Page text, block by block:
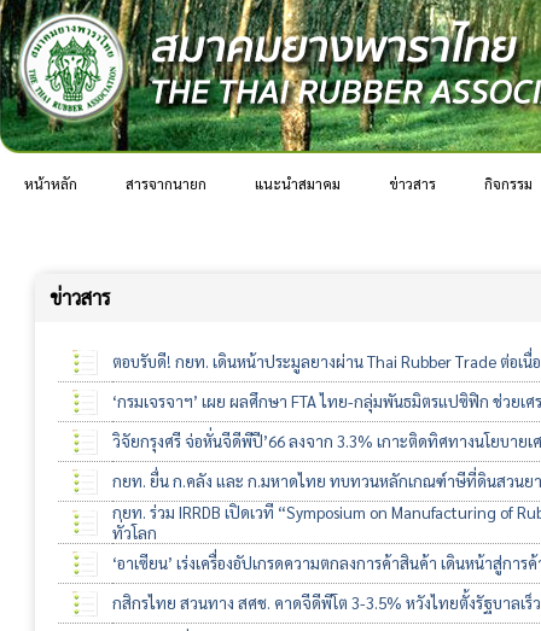
หน้าหลัก สารจากนายก แนะนำสมาคม ข่าวสาร กิจกรรม
ข่าวสาร
ตอบรับดี! กยท. เดินหน้าประมูลยางผ่าน Thai Rubber Trade ต่อเ
‘กรมเจรจาฯ’ เผย ผลศึกษา FTA ไทย-กลุ่มพันธมิตรแปซิฟิก ช่วย
วิจัยกรุงศรี จ่อหั่นจีดีพีปี’66 ลงจาก 3.3% เกาะติดทิศทางนโยบายเ
กยท. ยื่น ก.คลัง และ ก.มหาดไทย ทบทวนหลักเกณฑ์าษีที่ดินสวนยา
กยท. ร่วม IRRDB เปิดเวที “Symposium on Manufacturing of
ทั่วโลก
‘อาเซียน’ เร่งเครื่องอัปเกรดความตกลงการค้าสินค้า เดินหน้าสู่กา
กสิกรไทย สวนทาง สศช. คาดจีดีพีโต 3-3.5% หวังไทยตั้งรัฐบาลเร็ว